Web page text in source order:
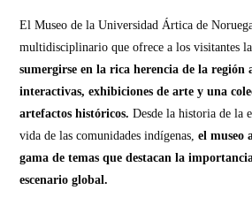
El Museo de la Universidad Ártica de
multidisciplinario que ofrece a los visitantes
sumergirse en la rica herencia de la región
interactivas, exhibiciones de arte y una
artefactos históricos. Desde la historia de la
vida de las comunidades indígenas, el museo
gama de temas que destacan la
escenario global.